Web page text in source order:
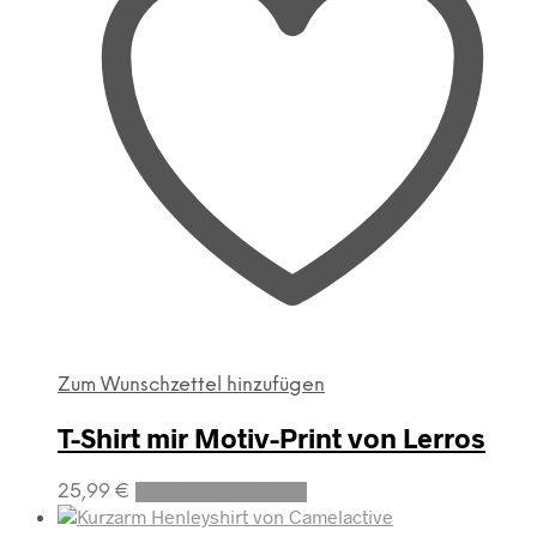
Optionen
Zum Wunschzettel hinzufügen
T-Shirt mir Motiv-Print von Lerros
25,99 €
Dieses
Produkt